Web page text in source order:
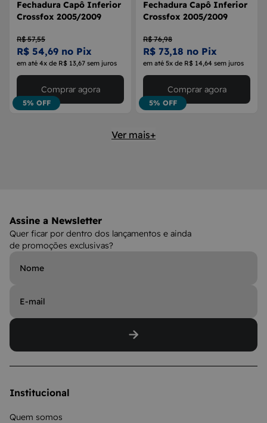
Fechadura Capô Inferior
Crossfox 2005/2009
R$ 57,55
R$ 54,69 no Pix
em até 4x de R$ 13,67 sem juros
5% OFF
Comprar agora
Fechadura Capô Inferior
Crossfox 2005/2009
R$ 76,98
R$ 73,18 no Pix
em até 5x de R$ 14,64 sem juros
5% OFF
Comprar agora
Ver mais+
Assine a Newsletter
Quer ficar por dentro dos lançamentos e ainda
de promoções exclusivas?
Institucional
Quem somos